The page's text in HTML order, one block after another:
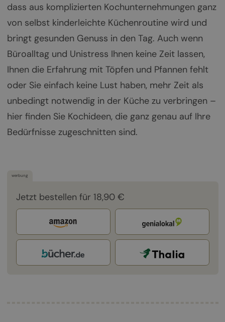
dass aus komplizierten Kochunternehmungen ganz
von selbst kinderleichte Küchenroutine wird und
bringt gesunden Genuss in den Tag. Auch wenn
Büroalltag und Unistress Ihnen keine Zeit lassen,
Ihnen die Erfahrung mit Töpfen und Pfannen fehlt
oder Sie einfach keine Lust haben, mehr Zeit als
unbedingt notwendig in der Küche zu verbringen –
hier finden Sie Kochideen, die ganz genau auf Ihre
Bedürfnisse zugeschnitten sind.
werbung
Jetzt bestellen für 18,90 €